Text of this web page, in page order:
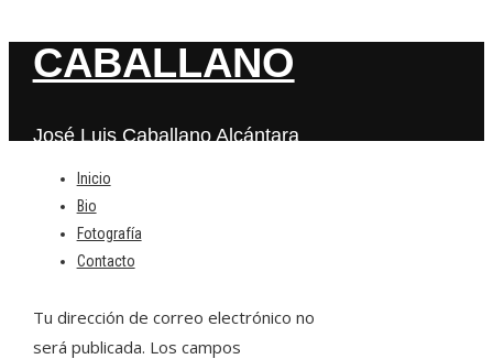
CABALLANO
José Luis Caballano Alcántara
Inicio
Bio
Fotografía
Contacto
Deja una respuesta
Tu dirección de correo electrónico no
será publicada. Los campos